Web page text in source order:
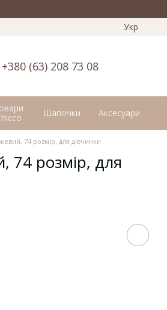
Укр
+380 (63) 208 73 08
Шапочки Аксесуари
74 розмір, для дівчинки
74 розмір, для